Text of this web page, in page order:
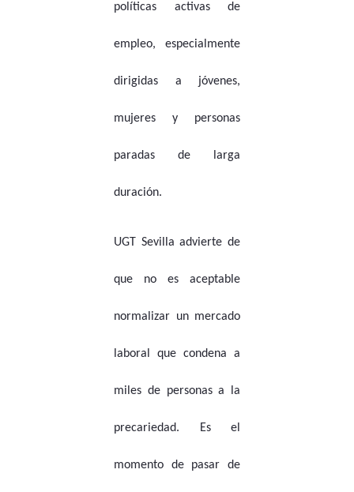
políticas activas de
empleo, especialmente
dirigidas a jóvenes,
mujeres y personas
paradas de larga
duración.
UGT Sevilla advierte de
que no es aceptable
normalizar un mercado
laboral que condena a
miles de personas a la
precariedad. Es el
momento de pasar de